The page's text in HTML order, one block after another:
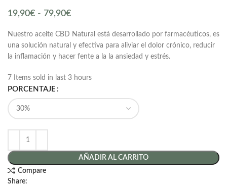
19,90€ - 79,90€
Nuestro aceite CBD Natural está desarrollado por farmacéuticos, es
una solución natural y efectiva para aliviar el dolor crónico, reducir
la inflamación y hacer fente a la la ansiedad y estrés.
7 Items sold in last 3 hours
PORCENTAJE
AÑADIR AL CARRITO
Compare
Share: